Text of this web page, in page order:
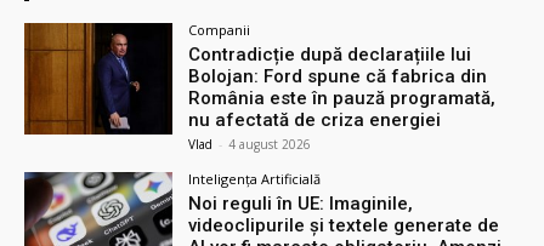
Companii
Contradicție după declarațiile lui
Bolojan: Ford spune că fabrica din
România este în pauză programată,
nu afectată de criza energiei
Vlad - 4 august 2026
Inteligența Artificială
Noi reguli în UE: Imaginile,
videoclipurile și textele generate de